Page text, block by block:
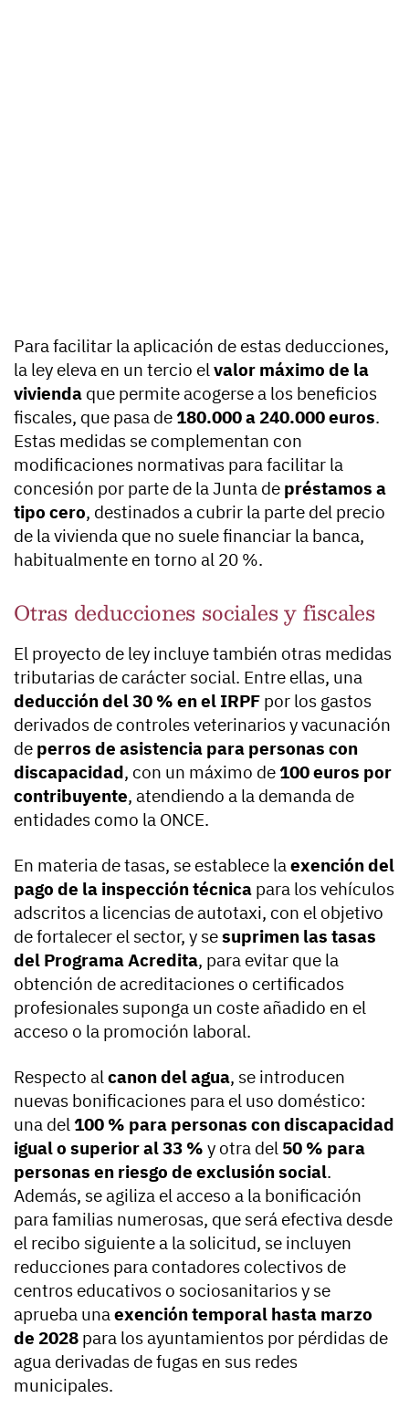
Para facilitar la aplicación de estas deducciones,
la ley eleva en un tercio elvalor máximo de la
vivienda que permite acogerse a los beneficios
fiscales, que pasa de 180.000 a 240.000 euros.
Estas medidas se complementan con
modificaciones normativas para facilitar la
concesión por parte de la Junta de préstamos a
tipo cero, destinados a cubrir la parte del precio
de la vivienda que no suele financiar la banca,
habitualmente en torno al 20 %.
Otras deducciones sociales y fiscales
El proyecto de ley incluye también otras medidas
tributarias de carácter social. Entre ellas, una
deducción del 30 % en el IRPF por los gastos
derivados de controles veterinarios y vacunación
de perros de asistencia para personas con
discapacidad, con un máximo de 100 euros por
contribuyente, atendiendo a la demanda de
entidades como la ONCE.
En materia de tasas, se establece laexención del
pago de la inspección técnica para los vehículos
adscritos a licencias de autotaxi, con el objetivo
de fortalecer el sector, y sesuprimen las tasas
del Programa Acredita, para evitar que la
obtención de acreditaciones o certificados
profesionales suponga un coste añadido en el
acceso o la promoción laboral.
Respecto alcanon del agua, se introducen
nuevas bonificaciones para el uso doméstico:
una del 100 % para personas con discapacidad
igual o superior al 33 % y otra del 50 % para
personas en riesgo de exclusión social.
Además, se agiliza el acceso a la bonificación
para familias numerosas, que será efectiva desde
el recibo siguiente a la solicitud, se incluyen
reducciones para contadores colectivos de
centros educativos o sociosanitarios y se
aprueba unaexención temporal hasta marzo
de 2028 para los ayuntamientos por pérdidas de
agua derivadas de fugas en sus redes
municipales.